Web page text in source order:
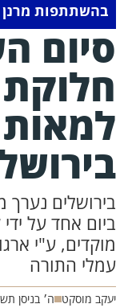
בהשתתפות מרנן
נערך
אחד על ידי
ע"י
התורה
מוסקט ה׳ בניסן תשפ״ה (03/04/